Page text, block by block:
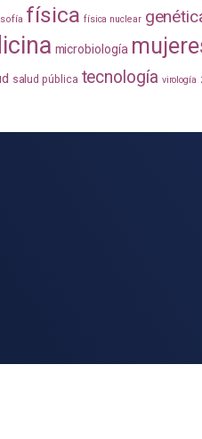
física física nuclear
microbiología
salud pública tecnología virología